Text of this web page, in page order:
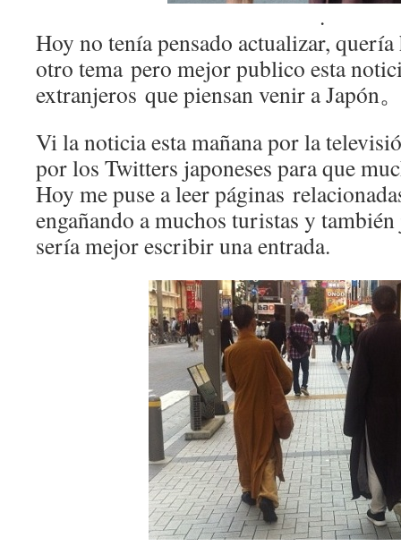
.
Hoy no tenía pensado actualizar,
otro tema pero mejor publico esta
extranjeros que piensan venir a Japón
Vi la noticia esta mañana por la
por los Twitters japoneses para que
Hoy me puse a leer páginas
engañando a muchos turistas y también
sería mejor escribir una entrada.